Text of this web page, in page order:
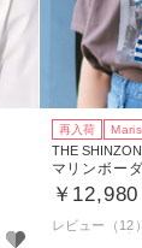
再入荷
THE
マリンボー
￥12,980
レビュー（12）